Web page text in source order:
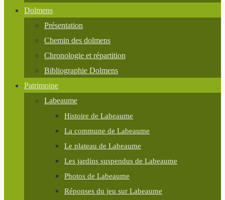
Dolmens
Présentation
Chemin des dolmens
Chronologie et répartition
Bibliographie Dolmens
Patrimoine
Labeaume
Histoire de Labeaume
La commune de Labeaume
Le plateau de Labeaume
Les jardins suspendus de Labeaume
Photos de Labeaume
Réponses du jeu sur Labeaume